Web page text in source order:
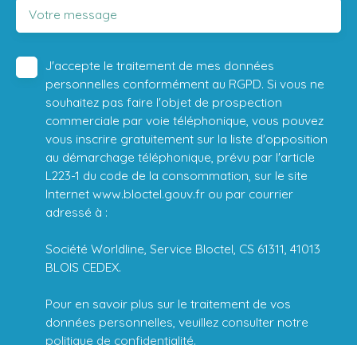
Votre message
J'accepte le traitement de mes données
personnelles conformément au RGPD. Si vous ne
souhaitez pas faire l'objet de prospection
commerciale par voie téléphonique, vous pouvez
vous inscrire gratuitement sur la liste d'opposition
au démarchage téléphonique, prévu par l'article
L223-1 du code de la consommation, sur le site
Internet www.bloctel.gouv.fr ou par courrier
adressé à :
Société Worldline, Service Bloctel, CS 61311, 41013
BLOIS CEDEX.
Pour en savoir plus sur le traitement de vos
données personnelles, veuillez consulter notre
politique de confidentialité.